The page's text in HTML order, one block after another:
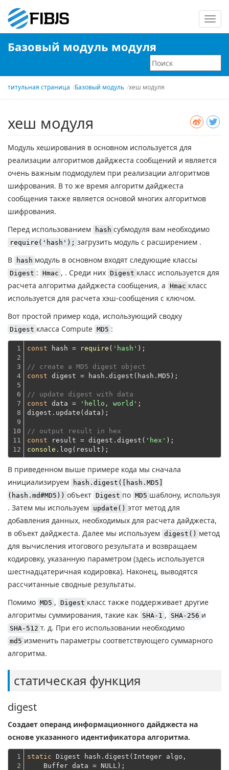
Базовый модуль модуля
титульная страница Базовый модуль хеш модуля
хеш модуля
Модуль хеширования в основном используется для
реализации алгоритмов дайджеста сообщений и является
очень важным подмодулем при реализации алгоритмов
шифрования. В то же время алгоритм дайджеста
сообщения также является основой многих алгоритмов
шифрования.
Перед использованием
hash субмодуля вам необходимо
require('hash'); загрузить модуль с расширением .
В
hash модуль в основном входят следующие классы
Digest : Hmac , . Среди них Digest класс используется для
расчета алгоритма дайджеста сообщения, а Hmac класс
используется для расчета хэш-сообщения с ключом.
Вот простой пример кода, использующий сводку
Digest класса Compute MD5 :
1
2
3
4
5
6
7
8
9
10
11
12
const hash = require ( 'hash' );
// create a MD5 digest object
const digest = hash.digest(hash.MD5);
// update digest with data
const data = 'hello, world' ;
digest.update(data);
// output result in hex
const result = digest.digest( 'hex'
console
В приведенном выше примере кода мы сначала
инициализируем
hash.digest([hash.MD5]
(hash.md#MD5)) объект Digest по MD5 шаблону, используя
. Затем мы используем update() этот метод для
добавления данных, необходимых для расчета дайджеста,
в объект дайджеста. Далее мы используем digest() метод
для вычисления итогового результата и возвращаем
кодировку, указанную параметром (здесь используется
шестнадцатеричная кодировка). Наконец, выводятся
рассчитанные сводные результаты.
Помимо MD5 , Digest класс также поддерживает другие
алгоритмы суммирования, такие как SHA-1 , SHA-256 и
SHA-512 т. д. При его использовании необходимо
md5 изменить параметры соответствующего суммарного
алгоритма.
статическая функция
digest
Создает операнд информационного дайджеста на
основе указанного идентификатора алгоритма.
1
2
static Digest hash.digest(Integer algo,
    Buffer data = NULL);